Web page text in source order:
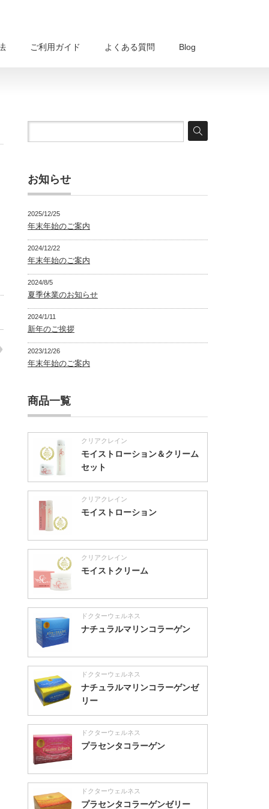
ご利用ガイド よくある質問 Blog
お知らせ
2025/12/25
年末年始のご案内
2024/12/22
年末年始のご案内
2024/8/5
夏季休業のお知らせ
2024/1/11
新年のご挨拶
2023/12/26
年末年始のご案内
商品一覧
クリアクレイン
モイストローション＆クリーム
セット
クリアクレイン
モイストローション
クリアクレイン
モイストクリーム
ドクターウェルネス
ナチュラルマリンコラーゲン
ドクターウェルネス
ナチュラルマリンコラーゲンゼ
リー
ドクターウェルネス
プラセンタコラーゲン
ドクターウェルネス
プラセンタコラーゲンゼリー